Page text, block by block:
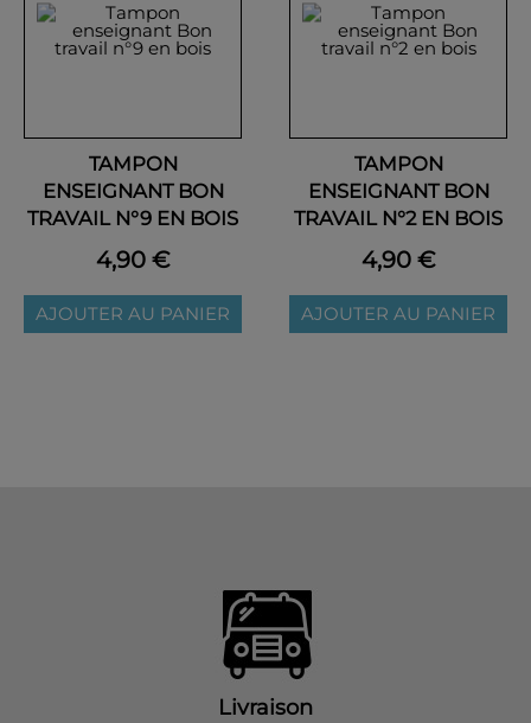
TAMPON
ENSEIGNANT BON
TRAVAIL N°9 EN BOIS
4,90 €
AJOUTER AU PANIER
TAMPON
ENSEIGNANT BON
TRAVAIL N°2 EN BOIS
4,90 €
AJOUTER AU PANIER
Livraison